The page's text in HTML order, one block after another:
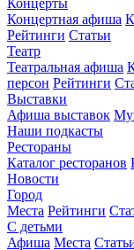
Концерты
Концертная афиша
Рейтинги Статьи
Театр
Театральная афиша
персон Рейтинги
Выставки
Афиша выставок
Наши подкасты
Рестораны
Каталог ресторанов
Новости
Город
Места Рейтинги
С детьми
Афиша Места